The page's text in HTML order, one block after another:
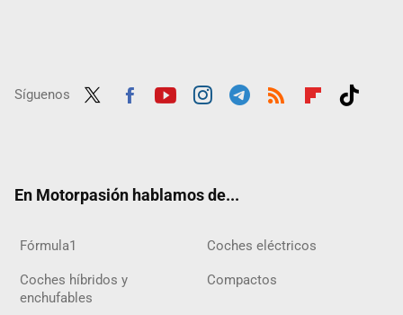
Síguenos
En Motorpasión hablamos de...
Fórmula1 Coches eléctricos
Coches híbridos y
enchufables
Compactos